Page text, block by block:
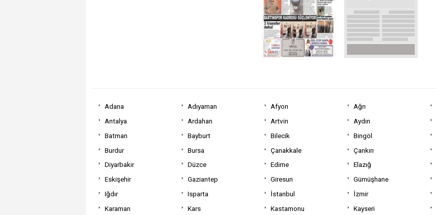
Adana Adıyaman Afyon Ağrı
Antalya
Ardahan Artvin Aydın
Batman
Bayburt Bilecik Bingöl
Burdur
Bursa Çanakkale Çankırı
Diyarbakır
Düzce Edirne Elazığ
Eskişehir
Gaziantep Giresun Gümüşhane
Iğdır
Isparta İstanbul İzmir
Karaman
Kars Kastamonu Kayseri